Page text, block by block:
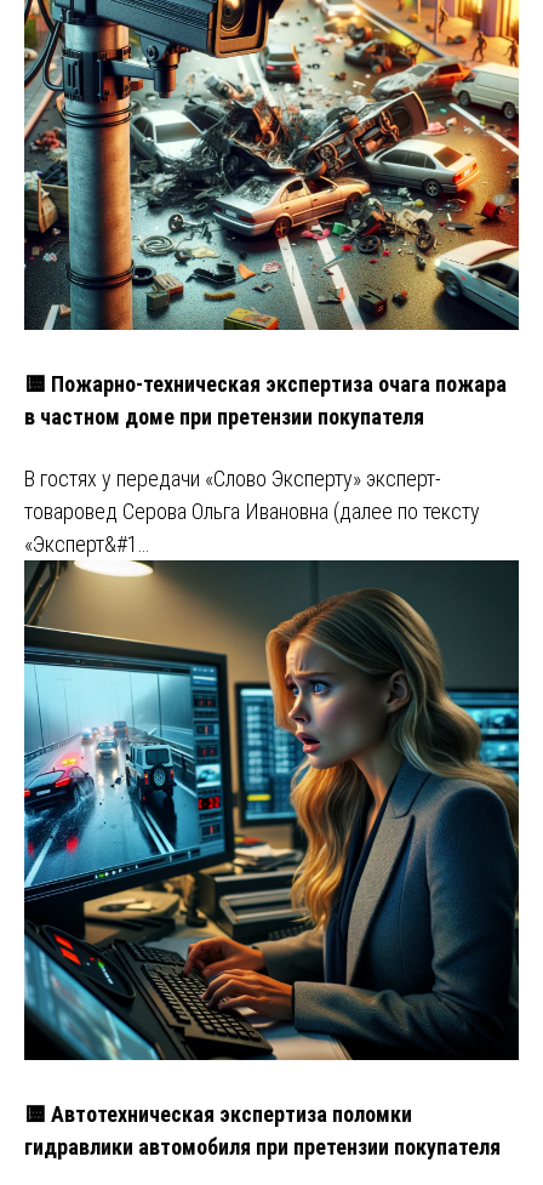
🟨 Пожарно-техническая экспертиза очага пожара
в частном доме при претензии покупателя
В гостях у передачи «Слово Эксперту» эксперт-
товаровед Серова Ольга Ивановна (далее по тексту
«Эксперт&#1…
🟨 Автотехническая экспертиза поломки
гидравлики автомобиля при претензии покупателя